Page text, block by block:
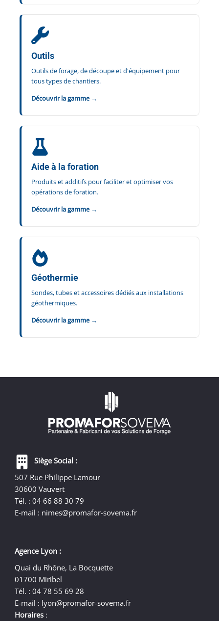
Outils
Outils de forage, de découpe et d'équipement pour
tous types de chantiers.
Découvrir la gamme →
Aide à la foration
Produits et additifs pour faciliter et optimiser vos
opérations de foration.
Découvrir la gamme →
Géothermie
Sondes, tubes et accessoires dédiés aux installations
géothermiques.
Découvrir la gamme →
Siège Social :
507 Rue Philippe Lamour
30600 Vauvert
Tél. : 04 66 88 30 79
E-mail : nimes@promafor-sovema.fr
Agence Lyon :
Quai du Rhône, La Bocquette
01700 Miribel
Tél. : 04 78 55 69 28
E-mail : lyon@promafor-sovema.fr
Horaires :